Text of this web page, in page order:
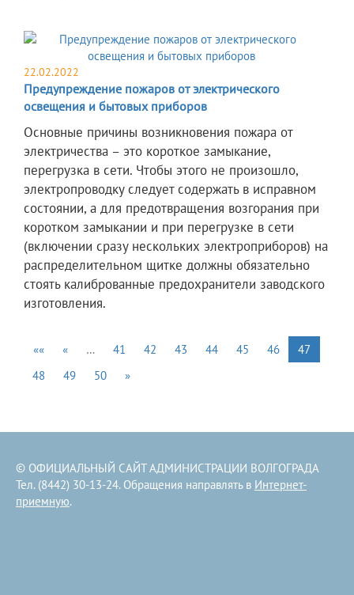
22.02.2022
Предупреждение пожаров от электрического
освещения и бытовых приборов
​Основные причины возникновения пожара от
электричества – это короткое замыкание,
перегрузка в сети. Чтобы этого не произошло,
электропроводку следует содержать в исправном
состоянии, а для предотвращения возгорания при
коротком замыкании и при перегрузке в сети
(включении сразу нескольких электроприборов) на
распределительном щитке должны обязательно
стоять калиброванные предохранители заводского
изготовления.
«« « … 41 42 43 44 45 46
47
48
49 50 »
© ОФИЦИАЛЬНЫЙ САЙТ АДМИНИСТРАЦИИ ВОЛГОГРАДА
Тел. (8442) 30-13-24. Обращения направлять в Интернет-
приемную.